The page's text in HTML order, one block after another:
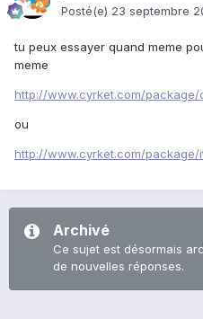
Posté(e) 23 septembre
tu peux essayer quand meme
meme
http://www.cyrket.com/package/
ou
http://www.cyrket.com/package/
Archivé
Ce sujet est désormais
de nouvelles réponses.